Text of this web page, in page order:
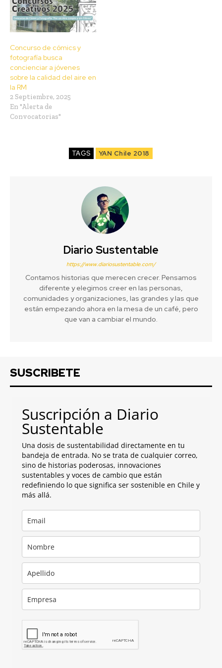
Concurso de cómics y
fotografía busca
concienciar a jóvenes
sobre la calidad del aire en
la RM
2 Septiembre, 2025
En "Alerta de
Convocatorias"
TAGS YAN Chile 2018
Diario Sustentable
https://www.diariosustentable.com/
Contamos historias que merecen crecer. Pensamos
diferente y elegimos creer en las personas,
comunidades y organizaciones, las grandes y las que
están empezando ahora en la mesa de un café, pero
que van a cambiar el mundo.
SUSCRIBETE
Suscripción a Diario
Sustentable
Una dosis de sustentabilidad directamente en tu
bandeja de entrada. No se trata de cualquier correo,
sino de historias poderosas, innovaciones
sustentables y voces de cambio que están
redefiniendo lo que significa ser sostenible en Chile y
más allá.